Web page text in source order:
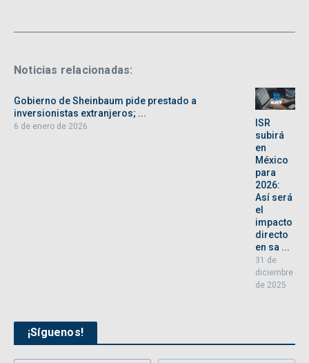
Noticias relacionadas:
Gobierno de Sheinbaum pide prestado a
inversionistas extranjeros; ...
6 de enero de 2026
ISR
subirá
en
México
para
2026:
Así será
el
impacto
directo
en sa ...
31 de
diciembre
de 2025
¡Síguenos!